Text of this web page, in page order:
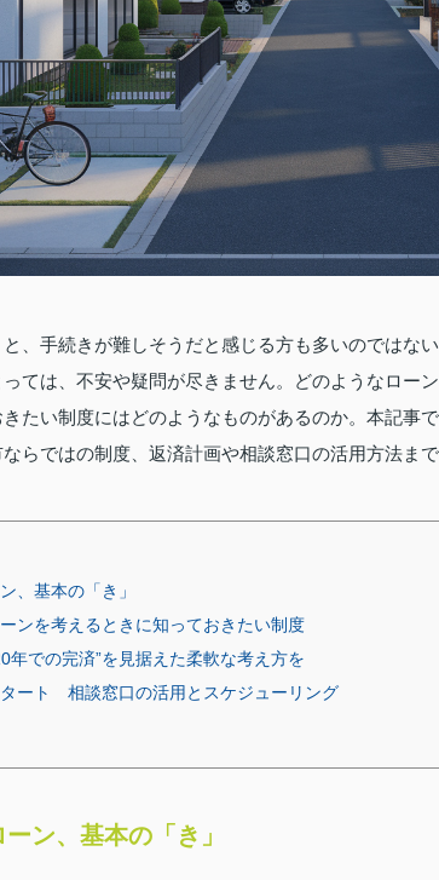
と、手続きが難しそうだと感じる方も多いのではな
ては、不安や疑問が尽きません。どのようなロー
たい制度にはどのようなものがあるのか。本記事
ならではの制度、返済計画や相談窓口の活用方法ま
、基本の「き」
ンを考えるときに知っておきたい制度
年での完済”を見据えた柔軟な考え方を
タート 相談窓口の活用とスケジューリング
ン、基本の「き」